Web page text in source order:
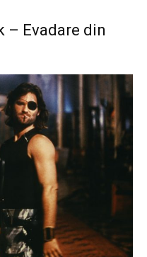
– Evadare din